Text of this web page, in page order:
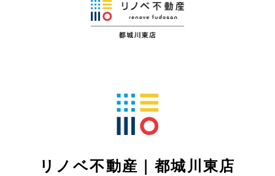
リノベ不動産｜都城川東店